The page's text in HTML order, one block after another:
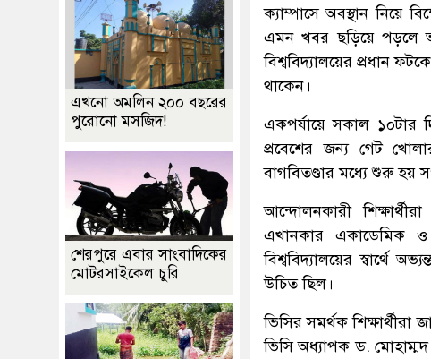
ক্যাম্পাসে অবস্থান নিয়ে
এমন খবর ছড়িয়ে পড়লে
বিশ্ববিদ্যালয়ের প্রধান
থাকেন।
একপর্যায়ে সকাল ১০টার
প্রবেশের জন্য গেট
বাগবিতণ্ডার মধ্যে শুরু হয়
আন্দোলনকারী
এখানকার একাডেমিক ও
বিশ্ববিদ্যালয়ের স্বার্থে
উচিত ছিল।
ভিসির সমর্থক শিক্ষার্থীরা
ভিসি অধ্যাপক ড. মোহাম্মদ
এখনো অমলিন ২০০ বছরের
পুরোনো মসজিদ!
শেরপুরে এবার সাংবাদিকের
মোটরসাইকেল চুরি